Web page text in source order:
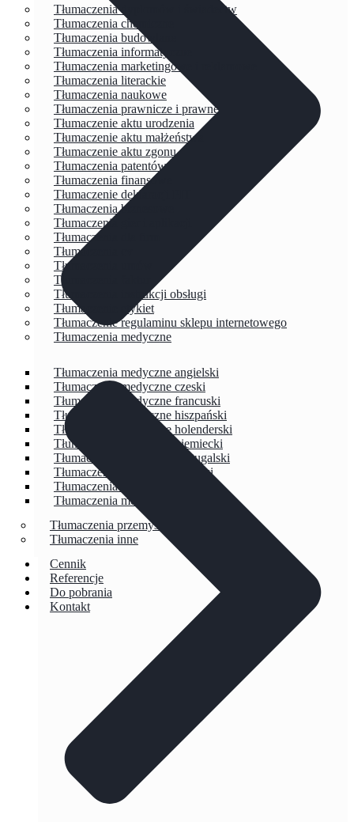
Tłumaczenia medyczne angielski
Tłumaczenia medyczne czeski
Tłumaczenia medyczne francuski
Tłumaczenia medyczne hiszpański
Tłumaczenia medyczne holenderski
Tłumaczenia medyczne niemiecki
Tłumaczenia medyczne portugalski
Tłumaczenia medyczne rosyjski
Tłumaczenia medyczne szwedzki
Tłumaczenia medyczne włoski
Tłumaczenia przemysłu energetycznego
Tłumaczenia inne
Cennik
Referencje
Do pobrania
Kontakt
Tłumaczenia dyplomów i świadectw
Tłumaczenia chemiczne
Tłumaczenia budowlane
Tłumaczenia informatyczne
Tłumaczenia marketingowe i reklamowe
Tłumaczenia literackie
Tłumaczenia naukowe
Tłumaczenia prawnicze i prawne
Tłumaczenie aktu urodzenia
Tłumaczenie aktu małżeństwa
Tłumaczenie aktu zgonu
Tłumaczenia patentów
Tłumaczenia finansowe
Tłumaczenie deklaracji PIT
Tłumaczenia biznesowe
Tłumaczenia gier i aplikacji
Tłumaczenia dla firm
Tłumaczenia cv
Tłumaczenia umów
Tłumaczenia faktur
Tłumaczenia instrukcji obsługi
Tłumaczenie etykiet
Tłumaczenie regulaminu sklepu internetowego
Tłumaczenia medyczne